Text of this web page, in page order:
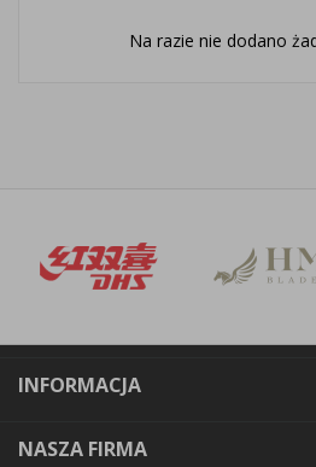
Na razie nie dodano
INFORMACJA
NASZA FIRMA